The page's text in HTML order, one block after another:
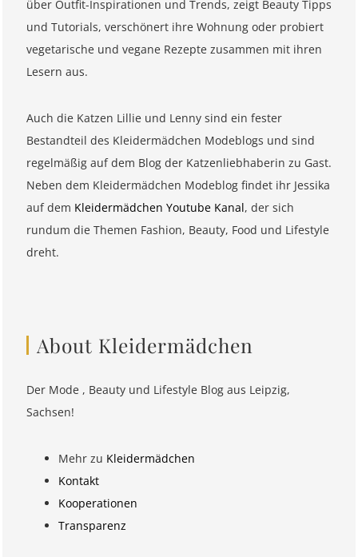
über Outfit-Inspirationen und Trends, zeigt Beauty Tipps
und Tutorials, verschönert ihre Wohnung oder probiert
vegetarische und vegane Rezepte zusammen mit ihren
Lesern aus.
Auch die Katzen Lillie und Lenny sind ein fester
Bestandteil des Kleidermädchen Modeblogs und sind
regelmäßig auf dem Blog der Katzenliebhaberin zu Gast.
Neben dem Kleidermädchen Modeblog findet ihr Jessika
auf dem Kleidermädchen Youtube Kanal, der sich
rundum die Themen Fashion, Beauty, Food und Lifestyle
dreht.
About Kleidermädchen
Der Mode , Beauty und Lifestyle Blog aus Leipzig,
Sachsen!
Mehr zu Kleidermädchen
Kontakt
Kooperationen
Transparenz